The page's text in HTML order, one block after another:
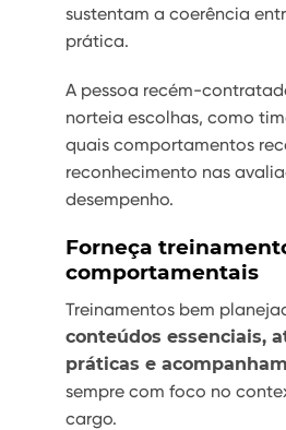
sustentam a coerência
prática.
A pessoa recém-
norteia escolhas, como
quais comportamentos
reconhecimento nas
desempenho.
Forneça
comportamentais
Treinamentos bem
conteúdos essenciais,
práticas e
sempre com foco no
cargo.